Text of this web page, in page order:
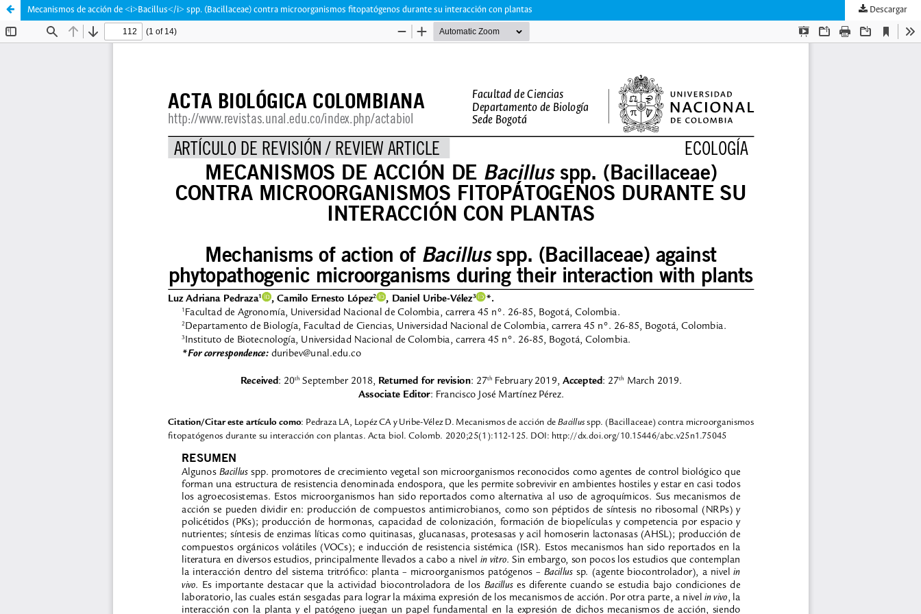
Mecanismos de acción de <i>Bacillus</i> spp. (Bacillaceae) contra microorganismos fitopatógenos durante su interacción con plantas Descargar